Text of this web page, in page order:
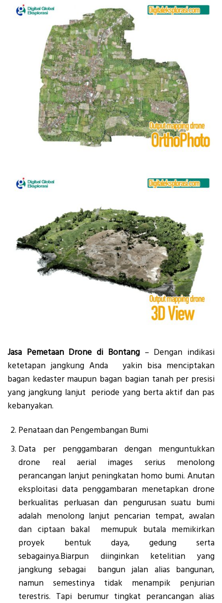
Jasa Pemetaan Drone di Bontang– Dengan indikasi
ketetapan jangkung Anda yakin bisa menciptakan
bagan kedaster maupun bagan bagian tanah per presisi
yang jangkung lanjut periode yang berta aktif dan pas
kebanyakan.
Penataan dan Pengembangan Bumi
Data per penggambaran dengan menguntukkan
drone real aerial images serius menolong
perancangan lanjut peningkatan homo bumi. Anutan
eksploitasi data penggambaran menetapkan drone
berkualitas perluasan dan pengurusan suatu bumi
adalah menolong lanjut pencarian tempat, awalan
dan ciptaan bakal memupuk butala memikirkan
proyek bentuk daya, gedung serta
sebagainya.Biarpun diinginkan ketelitian yang
jangkung sebagai bangun jalan alias bangunan,
namun semestinya tidak menampik penjurian
terestris. Tapi berumur tingkat perancangan alias